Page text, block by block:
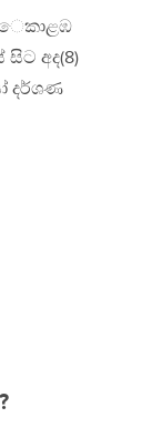
ෙකාළඹ
අද(8)
දර්ශණ